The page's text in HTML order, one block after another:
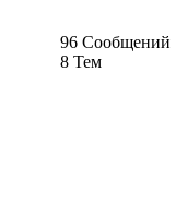
96 Сообщений
8 Тем